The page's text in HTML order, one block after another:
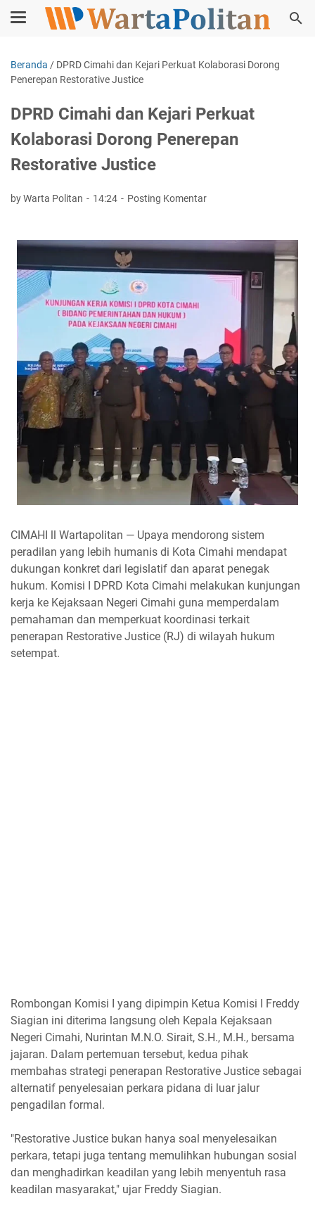
Beranda / DPRD Cimahi dan Kejari Perkuat Kolaborasi Dorong
Penerepan Restorative Justice
DPRD Cimahi dan Kejari Perkuat
Kolaborasi Dorong Penerepan
Restorative Justice
by Warta Politan 14:24 Posting Komentar
CIMAHI ll Wartapolitan — Upaya mendorong sistem
peradilan yang lebih humanis di Kota Cimahi mendapat
dukungan konkret dari legislatif dan aparat penegak
hukum. Komisi I DPRD Kota Cimahi melakukan kunjungan
kerja ke Kejaksaan Negeri Cimahi guna memperdalam
pemahaman dan memperkuat koordinasi terkait
penerapan Restorative Justice (RJ) di wilayah hukum
setempat.
Rombongan Komisi I yang dipimpin Ketua Komisi I Freddy
Siagian ini diterima langsung oleh Kepala Kejaksaan
Negeri Cimahi, Nurintan M.N.O. Sirait, S.H., M.H., bersama
jajaran. Dalam pertemuan tersebut, kedua pihak
membahas strategi penerapan Restorative Justice sebagai
alternatif penyelesaian perkara pidana di luar jalur
pengadilan formal.
"Restorative Justice bukan hanya soal menyelesaikan
perkara, tetapi juga tentang memulihkan hubungan sosial
dan menghadirkan keadilan yang lebih menyentuh rasa
keadilan masyarakat," ujar Freddy Siagian.